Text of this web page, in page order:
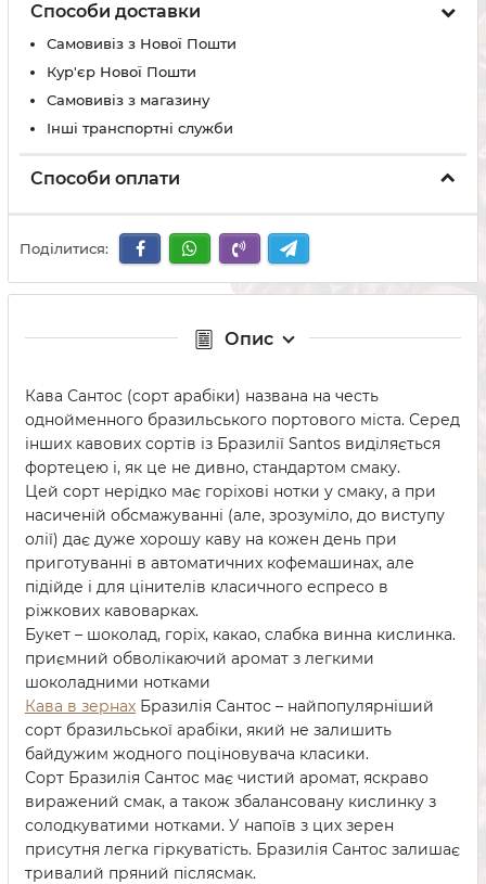
Способи доставки
Самовивіз з Нової Пошти
Кур'єр Нової Пошти
Самовивіз з магазину
Інші транспортні служби
Способи оплати
Поділитися:
Опис
Кава Сантос (сорт арабіки) названа на честь
однойменного бразильського портового міста. Серед
інших кавових сортів із Бразилії Santos виділяється
фортецею і, як це не дивно, стандартом смаку.
Цей сорт нерідко має горіхові нотки у смаку, а при
насиченій обсмажуванні (але, зрозуміло, до виступу
олії) дає дуже хорошу каву на кожен день при
приготуванні в автоматичних кофемашинах, але
підійде і для цінителів класичного еспресо в
ріжкових кавоварках.
Букет – шоколад, горіх, какао, слабка винна кислинка.
приємний обволікаючий аромат з легкими
шоколадними нотками
Кава в зернах Бразилія Сантос – найпопулярніший
сорт бразильської арабіки, який не залишить
байдужим жодного поціновувача класики.
Сорт Бразилія Сантос має чистий аромат, яскраво
виражений смак, а також збалансовану кислинку з
солодкуватими нотками. У напоїв з цих зерен
присутня легка гіркуватість. Бразилія Сантос залишає
тривалий пряний післясмак.